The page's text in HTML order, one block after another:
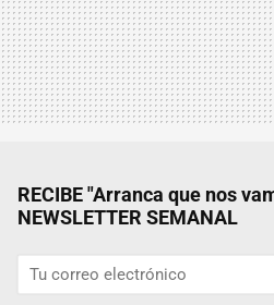
RECIBE "Arranca que nos
NEWSLETTER SEMANAL